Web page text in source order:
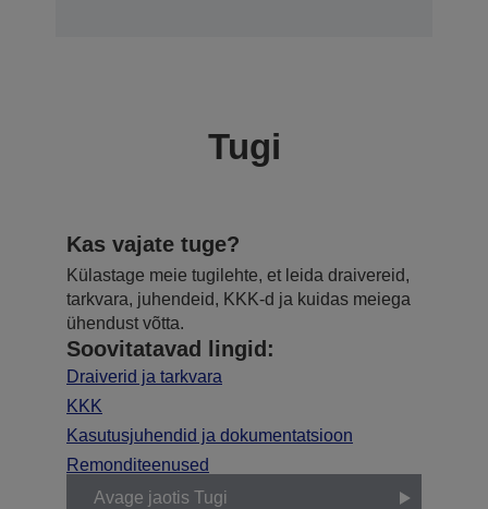
Tugi
Kas vajate tuge?
Külastage meie tugilehte, et leida draivereid,
tarkvara, juhendeid, KKK-d ja kuidas meiega
ühendust võtta.
Soovitatavad lingid:
Draiverid ja tarkvara
KKK
Kasutusjuhendid ja dokumentatsioon
Remonditeenused
Avage jaotis Tugi